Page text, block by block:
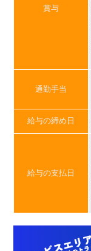
賞与
通勤手当
給与の締め日
給与の支払日